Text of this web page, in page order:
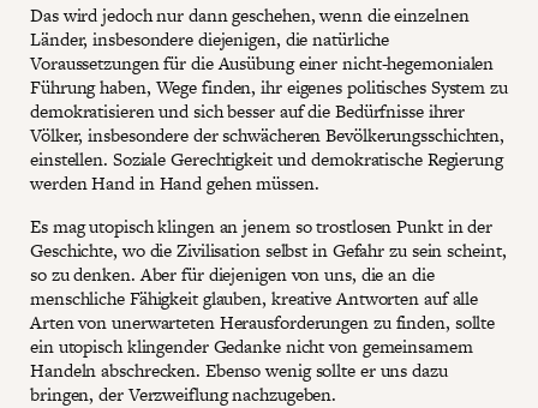
Das wird jedoch nur dann geschehen, wenn die einzelnen
Länder, insbesondere diejenigen, die natürliche
Voraussetzungen für die Ausübung einer nicht-hegemonialen
Führung haben, Wege finden, ihr eigenes politisches System zu
demokratisieren und sich besser auf die Bedürfnisse ihrer
Völker, insbesondere der schwächeren Bevölkerungsschichten,
einstellen. Soziale Gerechtigkeit und demokratische Regierung
werden Hand in Hand gehen müssen.
Es mag utopisch klingen an jenem so trostlosen Punkt in der
Geschichte, wo die Zivilisation selbst in Gefahr zu sein scheint,
so zu denken. Aber für diejenigen von uns, die an die
menschliche Fähigkeit glauben, kreative Antworten auf alle
Arten von unerwarteten Herausforderungen zu finden, sollte
ein utopisch klingender Gedanke nicht von gemeinsamem
Handeln abschrecken. Ebenso wenig sollte er uns dazu
bringen, der Verzweiflung nachzugeben.